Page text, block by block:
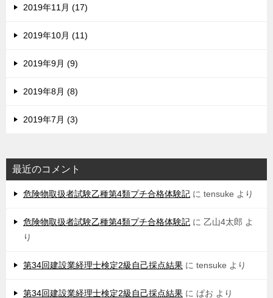
2019年11月 (17)
2019年10月 (11)
2019年9月 (9)
2019年8月 (8)
2019年7月 (3)
最近のコメント
危険物取扱者試験乙種第4類プチ合格体験記 に tensuke より
危険物取扱者試験乙種第4類プチ合格体験記 に 乙山4太郎 よ
り
第34回建設業経理士検定2級自己採点結果 に tensuke より
第34回建設業経理士検定2級自己採点結果 に ぱお より